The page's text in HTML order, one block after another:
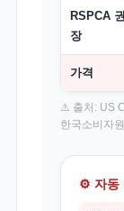
RSPCA 권
장
가격
⚠️ 출처: US
한국소비자
⚙️ 자동